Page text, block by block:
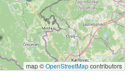
map ©OpenStreetMapcontributors